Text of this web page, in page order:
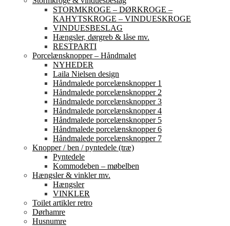
STORMKROGE – DØRKROGE –
KAHYTSKROGE – VINDUESKROGE
VINDUESBESLAG
Hængsler, dørgreb & låse mv.
RESTPARTI
Porcelænsknopper – Håndmalet
NYHEDER
Laila Nielsen design
Håndmalede porcelænsknopper 1
Håndmalede porcelænsknopper 2
Håndmalede porcelænsknopper 3
Håndmalede porcelænsknopper 4
Håndmalede porcelænsknopper 5
Håndmalede porcelænsknopper 6
Håndmalede porcelænsknopper 7
Knopper / ben / pyntedele (træ)
Pyntedele
Kommodeben – møbelben
Hængsler & vinkler mv.
Hængsler
VINKLER
Toilet artikler retro
Dørhamre
Husnumre